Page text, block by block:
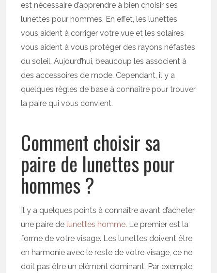
est nécessaire d’apprendre à bien choisir ses
lunettes pour hommes. En effet, les lunettes
vous aident à corriger votre vue et les solaires
vous aident à vous protéger des rayons néfastes
du soleil. Aujourd’hui, beaucoup les associent à
des accessoires de mode. Cependant, il y a
quelques règles de base à connaître pour trouver
la paire qui vous convient.
Comment choisir sa
paire de lunettes pour
hommes ?
Il y a quelques points à connaître avant d’acheter
une paire de lunettes homme. Le premier est la
forme de votre visage. Les lunettes doivent être
en harmonie avec le reste de votre visage, ce ne
doit pas être un élément dominant. Par exemple,